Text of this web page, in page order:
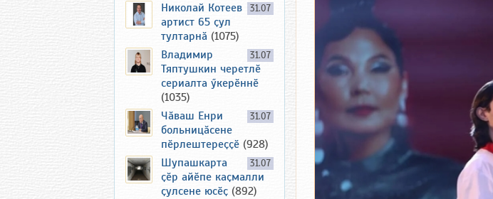
31.07
Николай Котеев
артист 65 ҫул
тултарнӑ (1075)
31.07
Владимир
Тяптушкин черетлӗ
сериалта ӳкерӗннӗ
(1035)
31.07
Чӑваш Енри
больницӑсене
пӗрлештереҫҫӗ (928)
31.07
Шупашкарта
ҫӗр айӗпе каҫмалли
ҫулсене юсӗҫ (892)